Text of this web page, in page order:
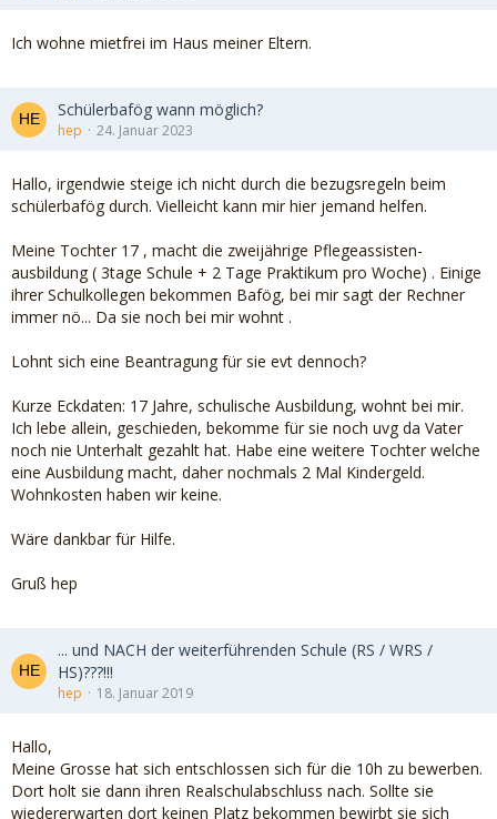
Ich wohne mietfrei im Haus meiner Eltern.
Schülerbafög wann möglich?
hep 24. Januar 2023
Hallo, irgendwie steige ich nicht durch die bezugsregeln beim
schülerbafög durch. Vielleicht kann mir hier jemand helfen.
Meine Tochter 17 , macht die zweijährige Pflegeassisten-
ausbildung ( 3tage Schule + 2 Tage Praktikum pro Woche) . Einige
ihrer Schulkollegen bekommen Bafög, bei mir sagt der Rechner
immer nö... Da sie noch bei mir wohnt .
Lohnt sich eine Beantragung für sie evt dennoch?
Kurze Eckdaten: 17 Jahre, schulische Ausbildung, wohnt bei mir.
Ich lebe allein, geschieden, bekomme für sie noch uvg da Vater
noch nie Unterhalt gezahlt hat. Habe eine weitere Tochter welche
eine Ausbildung macht, daher nochmals 2 Mal Kindergeld.
Wohnkosten haben wir keine.
Wäre dankbar für Hilfe.
Gruß hep
... und NACH der weiterführenden Schule (RS / WRS /
HS)???!!!
hep 18. Januar 2019
Hallo,
Meine Grosse hat sich entschlossen sich für die 10h zu bewerben.
Dort holt sie dann ihren Realschulabschluss nach. Sollte sie
wiedererwarten dort keinen Platz bekommen bewirbt sie sich